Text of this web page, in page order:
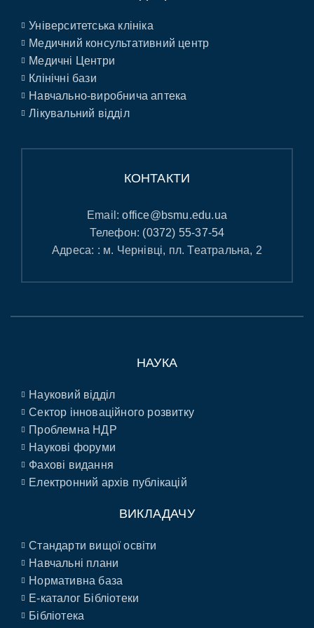
Університетська клініка
Медичний консультативний центр
Медичні Центри
Клінічні бази
Навчально-виробнича аптека
Лікувальний відділ
КОНТАКТИ
Email:office@bsmu.edu.ua
Телефон: (0372) 55-37-54
Адреса: : м. Чернівці, пл. Театральна, 2
НАУКА
Науковий відділ
Сектор інноваційного розвитку
Проблемна НДР
Наукові форуми
Фахові видання
Електронний архів публікацій
ВИКЛАДАЧУ
Стандарти вищої освіти
Навчальні плани
Нормативна база
E-каталог Бібліотеки
Бібліотека